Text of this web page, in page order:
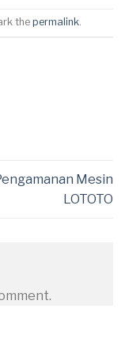
thepermalink.
Mesin
LOTOTO